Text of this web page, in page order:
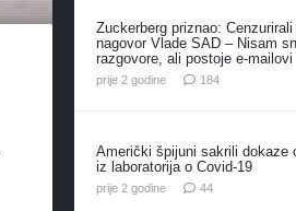
Zuckerberg priznao:
nagovor Vlade SAD – Nisam
razgovore, ali postoje e-mailovi
prije 2 godine 184komentara
Američki špijuni sakrili dokaze
iz laboratorija o Covid-19
prije 2 godine 44komentara